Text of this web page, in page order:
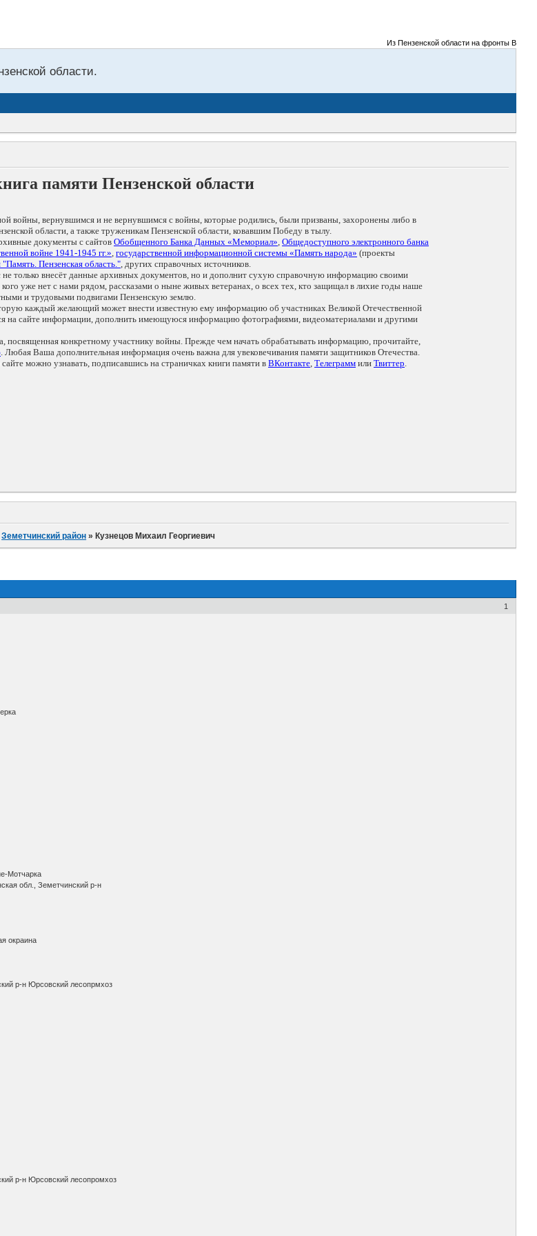
Из Пензенской области на фронты
области.
памяти Пензенской области
войны, вернувшимся и не вернувшимся с войны, которые родились, были призваны, захоронены либо в
области, а также труженикам Пензенской области, ковавшим Победу в тылу.
документы с сайтов Обобщенного Банка Данных «Мемориал», Общедоступного электронного банка
войне 1941-1945 гг.», государственной информационной системы «Память народа» (проекты
"Память. Пензенская область.", других справочных источников.
не только внесёт данные архивных документов, но и дополнит сухую справочную информацию своими
уже нет с нами рядом, рассказами о ныне живых ветеранах, о всех тех, кто защищал в лихие годы наше
и трудовыми подвигами Пензенскую землю.
каждый желающий может внести известную ему информацию об участниках Великой Отечественной
на сайте информации, дополнить имеющуюся информацию фотографиями, видеоматериалами и другими
посвященная конкретному участнику войны. Прежде чем начать обрабатывать информацию, прочитайте,
. Любая Ваша дополнительная информация очень важна для увековечивания памяти защитников Отечества.
можно узнавать, подписавшись на страничках книги памяти в ВКонтакте, Телеграмм или Твиттер.
Земетчинский район » Кузнецов Михаил Георгиевич
1
Мотчарка
обл., Земетчинский р-н
окраина
р-н Юрсовский лесопрмхоз
р-н Юрсовский лесопромхоз